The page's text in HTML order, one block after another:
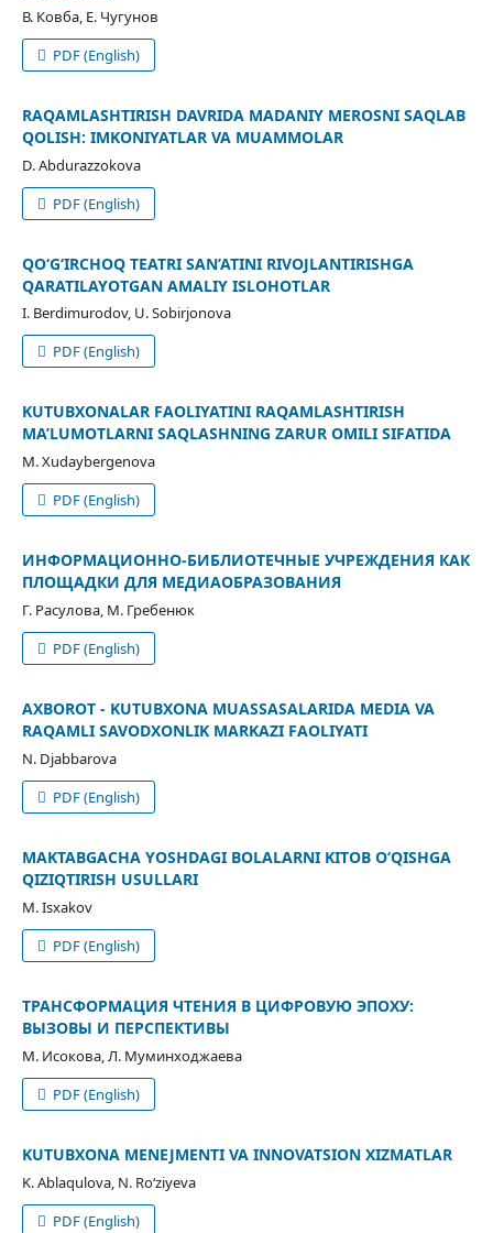
В. Ковба, Е. Чугунов
PDF (English)
RAQAMLASHTIRISH DAVRIDA MADANIY MEROSNI SAQLAB
QOLISH: IMKONIYATLAR VA MUAMMOLAR
D. Abdurazzokova
PDF (English)
QО‘G‘IRCHOQ TEATRI SAN’ATINI RIVOJLANTIRISHGA
QARATILAYOTGAN AMALIY ISLOHOTLAR
I. Berdimurodov, U. Sobirjonova
PDF (English)
KUTUBXONALAR FAOLIYATINI RAQAMLASHTIRISH
MA’LUMOTLARNI SAQLASHNING ZARUR OMILI SIFATIDA
M. Xudaybergenova
PDF (English)
ИНФОРМАЦИОННО-БИБЛИОТЕЧНЫЕ УЧРЕЖДЕНИЯ КАК
ПЛОЩАДКИ ДЛЯ МЕДИАОБРАЗОВАНИЯ
Г. Расулова, М. Гребенюк
PDF (English)
AXBOROT - KUTUBXONA MUASSASALARIDA MEDIA VA
RAQAMLI SAVODXONLIK MARKAZI FAOLIYATI
N. Djabbarova
PDF (English)
MAKTABGACHA YOSHDAGI BOLALARNI KITOB OʻQISHGA
QIZIQTIRISH USULLARI
M. Isxakov
PDF (English)
ТРАНСФОРМАЦИЯ ЧТЕНИЯ В ЦИФРОВУЮ ЭПОХУ:
ВЫЗОВЫ И ПЕРСПЕКТИВЫ
М. Исокова, Л. Муминходжаева
PDF (English)
KUTUBXONA MENEJMENTI VA INNOVATSION XIZMATLAR
K. Ablaqulova, N. Ro‘ziyeva
PDF (English)